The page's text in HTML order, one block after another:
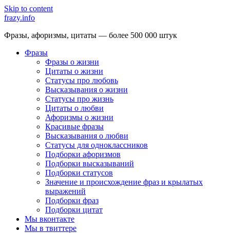
Skip to content
frazy.info
Фразы, афоризмы, цитаты — более 500 000 штук
Фразы
Фразы о жизни
Цитаты о жизни
Статусы про любовь
Высказывания о жизни
Статусы про жизнь
Цитаты о любви
Афоризмы о жизни
Красивые фразы
Высказывания о любви
Статусы для одноклассников
Подборки афоризмов
Подборки высказываний
Подборки статусов
Значение и происхождение фраз и крылатых
выражений
Подборки фраз
Подборки цитат
Мы вконтакте
Мы в твиттере